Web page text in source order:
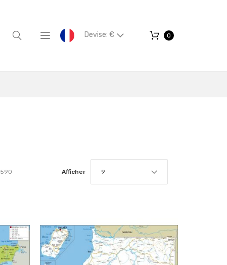
Devise: € 0
590 Afficher 9